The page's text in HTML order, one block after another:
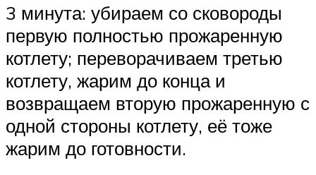
3 минута: убираем со сковороды
первую полностью прожаренную
котлету; переворачиваем третью
котлету, жарим до конца и
возвращаем вторую прожаренную с
одной стороны котлету, её тоже
жарим до готовности.